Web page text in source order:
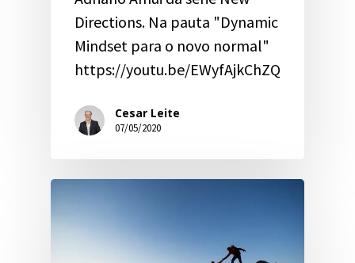
Directions. Na pauta "Dynamic
Mindset para o novo normal"
https://youtu.be/EWyfAjkChZQ
Cesar Leite
07/05/2020